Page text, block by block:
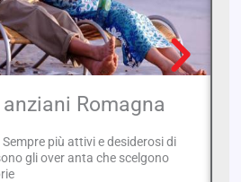
Romagna
Sempre più attivi e desiderosi di
gli over anta che scelgono